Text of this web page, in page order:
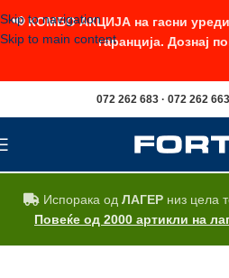
Skip to navigation
Skip to main content
072 262 683 · 072 262
Испорака од ЛАГЕРниз цела
Повеќе од 2000 артикли на
📢 КОМБО АКЦИЈА на гасни
гаранција. Дознај